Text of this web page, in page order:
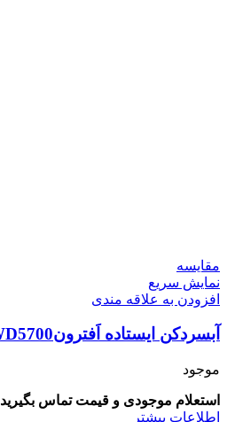
مقايسه
نمایش سریع
افزودن به علاقه مندی
آبسردکن ایستاده اَفترونAFWD5700
موجود
استعلام موجودی و قیمت تماس بگیرید
اطلاعات بیشتر